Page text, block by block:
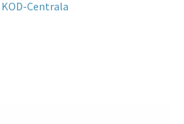
KOD-Centrala